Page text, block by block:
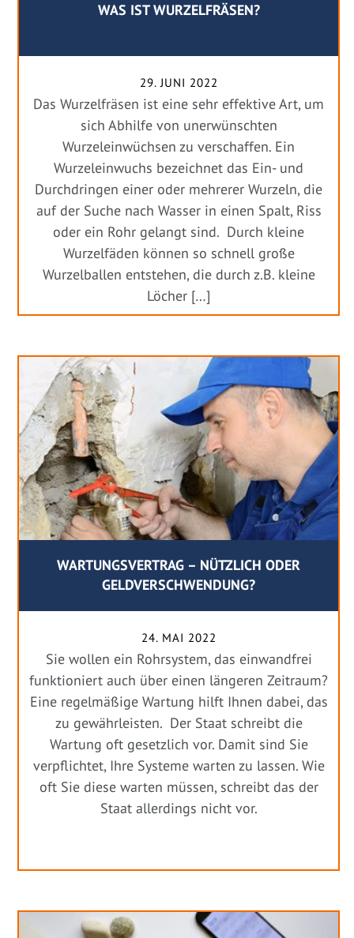
WAS IST WURZELFRÄSEN?
29. JUNI 2022
Das Wurzelfräsen ist eine sehr effektive Art, um
sich Abhilfe von unerwünschten
Wurzeleinwüchsen zu verschaffen. Ein
Wurzeleinwuchs bezeichnet das Ein- und
Durchdringen einer oder mehrerer Wurzeln, die
auf der Suche nach Wasser in einen Spalt, Riss
oder ein Rohr gelangt sind. Durch kleine
Wurzelfäden können so schnell große
Wurzelballen entstehen, die durch z.B. kleine
Löcher […]
WARTUNGSVERTRAG – NÜTZLICH ODER
GELDVERSCHWENDUNG?
24. MAI 2022
Sie wollen ein Rohrsystem, das einwandfrei
funktioniert auch über einen längeren Zeitraum?
Eine regelmäßige Wartung hilft Ihnen dabei, das
zu gewährleisten. Der Staat schreibt die
Wartung oft gesetzlich vor. Damit sind Sie
verpflichtet, Ihre Systeme warten zu lassen. Wie
oft Sie diese warten müssen, schreibt das der
Staat allerdings nicht vor.